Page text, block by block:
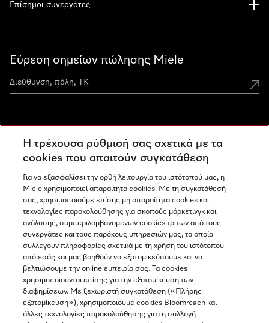
Εύρεση σημείων πώλησης Miele
Ανακαλύψτε τα Miele Experience Center
Newsletter
Επίσημοι συνεργάτες
Miele στο Instagram
Miele στο Facebook
Miele στο Youtube
Η τρέχουσα ρύθμισή σας σχετικά με τα
cookies που απαιτούν συγκατάθεση
Για να εξασφαλίσει την ορθή λειτουργία του ιστότοπού μας, η
Miele χρησιμοποιεί απαραίτητα cookies. Με τη συγκατάθεσή
σας, χρησιμοποιούμε επίσης μη απαραίτητα cookies και
τεχνολογίες παρακολούθησης για σκοπούς μάρκετινγκ και
ανάλυσης, συμπεριλαμβανομένων cookies τρίτων από τους
συνεργάτες και τους παρόχους υπηρεσιών μας, τα οποία
συλλέγουν πληροφορίες σχετικά με τη χρήση του ιστότοπου
από εσάς και μας βοηθούν να εξατομικεύσουμε και να
βελτιώσουμε την online εμπειρία σας. Τα cookies
χρησιμοποιούνται επίσης για την εξατομίκευση των
διαφημίσεων. Με ξεχωριστή συγκατάθεση («Πλήρης
εξατομίκευση»), χρησιμοποιούμε cookies Bloomreach και
άλλες τεχνολογίες παρακολούθησης για τη συλλογή